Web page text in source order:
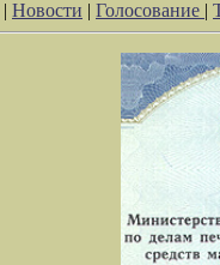
| Новости | Голосование |